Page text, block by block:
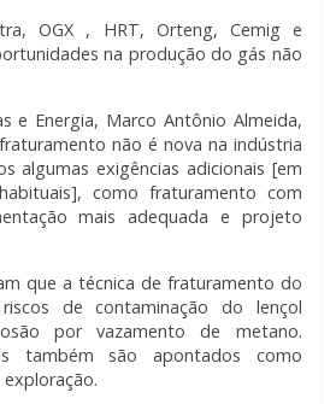
OGX , HRT, Orteng, Cemig e
na produção do gás não
e Energia, Marco Antônio Almeida,
não é nova na indústria
algumas exigências adicionais [em
como fraturamento com
mais adequada e projeto
que a técnica de fraturamento do
de contaminação do lençol
por vazamento de metano.
também são apontados como